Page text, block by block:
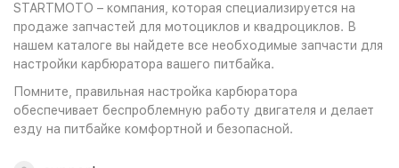
STARTMOTO – компания, которая специализируется на
продаже запчастей для мотоциклов и квадроциклов. В
нашем каталоге вы найдете все необходимые запчасти для
настройки карбюратора вашего питбайка.
Помните, правильная настройка карбюратора
обеспечивает беспроблемную работу двигателя и делает
езду на питбайке комфортной и безопасной.